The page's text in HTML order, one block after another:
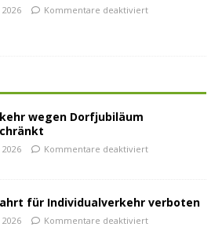
2026 Kommentare deaktiviert
wegen Dorfjubiläum
2026 Kommentare deaktiviert
für Individualverkehr verboten
2026 Kommentare deaktiviert